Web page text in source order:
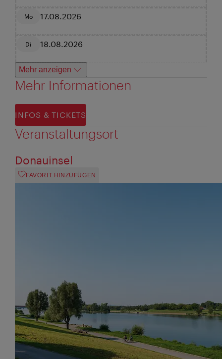
Mo 17.08.2026
Di 18.08.2026
Mehr anzeigen
Mehr Informationen
INFOS & TICKETS
Veranstaltungsort
Donauinsel
FAVORIT HINZUFÜGEN